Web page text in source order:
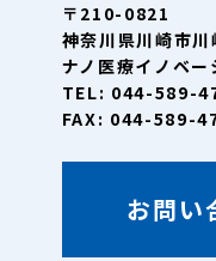
〒210-0821
神奈川県川崎市
ナノ医療イノベー
TEL: 044-589-
FAX: 044-589-
お問い